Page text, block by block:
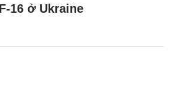
16 ở Ukraine